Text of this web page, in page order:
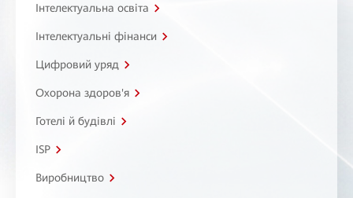
Інтелектуальна освіта
Інтелектуальні фінанси
Цифровий уряд
Охорона здоров'я
Готелі й будівлі
ISP
Виробництво